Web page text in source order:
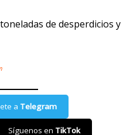
de desperdicios y
a Telegram
Síguenos en TikTok